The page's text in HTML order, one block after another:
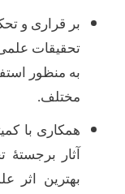
بر قراری و
تحقیقات
به منظور
مختلف.
همکاری با
آثار
بهترین اثر